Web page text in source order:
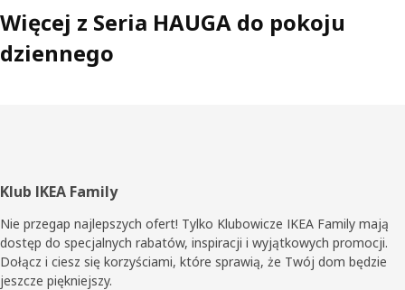
Więcej z Seria HAUGA do pokoju
dziennego
Stopka
Klub IKEA Family
Nie przegap najlepszych ofert! Tylko Klubowicze IKEA Family mają
dostęp do specjalnych rabatów, inspiracji i wyjątkowych promocji.
Dołącz i ciesz się korzyściami, które sprawią, że Twój dom będzie
jeszcze piękniejszy.